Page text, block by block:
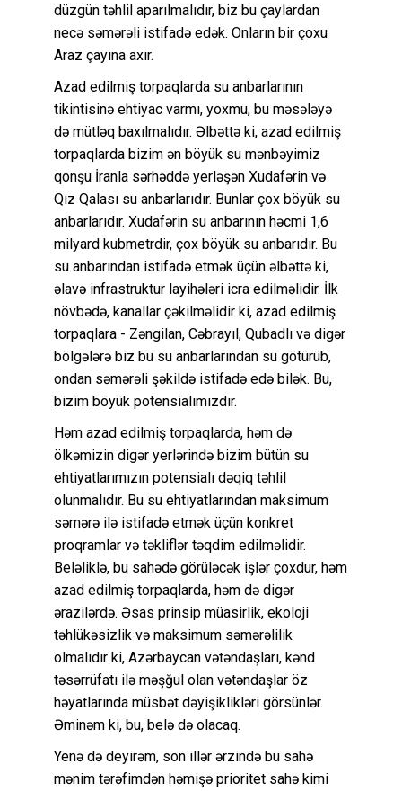
düzgün təhlil aparılmalıdır, biz bu çaylardan
necə səmərəli istifadə edək. Onların bir çoxu
Araz çayına axır.
Azad edilmiş torpaqlarda su anbarlarının
tikintisinə ehtiyac varmı, yoxmu, bu məsələyə
də mütləq baxılmalıdır. Əlbəttə ki, azad edilmiş
torpaqlarda bizim ən böyük su mənbəyimiz
qonşu İranla sərhəddə yerləşən Xudafərin və
Qız Qalası su anbarlarıdır. Bunlar çox böyük su
anbarlarıdır. Xudafərin su anbarının həcmi 1,6
milyard kubmetrdir, çox böyük su anbarıdır. Bu
su anbarından istifadə etmək üçün əlbəttə ki,
əlavə infrastruktur layihələri icra edilməlidir. İlk
növbədə, kanallar çəkilməlidir ki, azad edilmiş
torpaqlara - Zəngilan, Cəbrayıl, Qubadlı və digər
bölgələrə biz bu su anbarlarından su götürüb,
ondan səmərəli şəkildə istifadə edə bilək. Bu,
bizim böyük potensialımızdır.
Həm azad edilmiş torpaqlarda, həm də
ölkəmizin digər yerlərində bizim bütün su
ehtiyatlarımızın potensialı dəqiq təhlil
olunmalıdır. Bu su ehtiyatlarından maksimum
səmərə ilə istifadə etmək üçün konkret
proqramlar və təkliflər təqdim edilməlidir.
Beləliklə, bu sahədə görüləcək işlər çoxdur, həm
azad edilmiş torpaqlarda, həm də digər
ərazilərdə. Əsas prinsip müasirlik, ekoloji
təhlükəsizlik və maksimum səmərəlilik
olmalıdır ki, Azərbaycan vətəndaşları, kənd
təsərrüfatı ilə məşğul olan vətəndaşlar öz
həyatlarında müsbət dəyişiklikləri görsünlər.
Əminəm ki, bu, belə də olacaq.
Yenə də deyirəm, son illər ərzində bu sahə
mənim tərəfimdən həmişə prioritet sahə kimi